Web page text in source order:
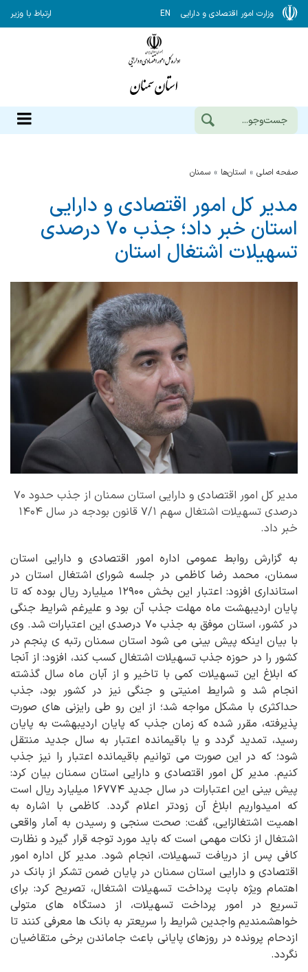
وزارت امور اقتصادی و دارایی EN ارتباط با وزیر
صفحه اصلی استان‌ها سمنان
مدیر کل امور اقتصادی و دارایی
استان خبر داد؛ جذب ۷۰ درصدی
تسهیلات اشتغال استان
مدیر کل امور اقتصادی و دارایی استان سمنان از جذب حدود ۷۰
درصدی تسهیلات اشتغال سهم ۷/۱ قانون بودجه در سال ۱۴۰۴
خبر داد.
به گزارش روابط عمومی اداره امور اقتصادی و دارایی استان
سمنان، محمد رضا کاظمی در جلسه شورای اشتغال استان در
استانداری افزود: اعتبار این بخش ۱۲۹۰۰ میلیارد ریال بوده که تا
پایان اردیبهشت ماه مهلت جذب آن بود و علیرغم شرایط جنگی
در کشور، استان موفق به جذب ۷۰ درصدی این اعتبارات شد. وی
با بیان اینکه پیش بینی می شود استان سمنان رتبه ی پنجم در
کشور را در حوزه جذب تسهیلات اشتغال کسب کند، افزود: از آنجا
که ابلاغ این تسهیلات کمی با تاخیر و از آبان ماه سال گذشته
انجام شد و شرایط امنیتی و جنگی نیز در کشور بود، جذب
حداکثری با مشکل مواجه شد؛ از این رو طی رایزنی های صورت
پذیرفته، مقرر شده که زمان جذب که پایان اردیبهشت به پایان
رسید، تمدید گردد و یا باقیمانده اعتبار به سال جدید منتقل
شود؛ که در این صورت می توانیم باقیمانده اعتبار را نیز جذب
کنیم. مدیر کل امور اقتصادی و دارایی استان سمنان بیان کرد:
پیش بینی این اعتبارات در سال جدید ۱۶۷۷۴ میلیارد ریال است
که امیدواریم ابلاغ آن زودتر اعلام گردد. کاظمی با اشاره به
اهمیت اشتغالزایی، گفت: صحت سنجی و رسیدن به آمار واقعی
اشتغال از نکات مهمی است که باید مورد توجه قرار گیرد و نظارت
کافی پس از دریافت تسهیلات، انجام شود. مدیر کل اداره امور
اقتصادی و دارایی استان سمنان در پایان ضمن تشکر از بانک در
اهتمام ویژه بابت پرداخت تسهیلات اشتغال، تصریح کرد: برای
تسریع در امور پرداخت تسهیلات، از دستگاه های متولی
خواهشمندیم واجدین شرایط را سریعتر به بانک ها معرفی کنند تا
ازدحام پرونده در روزهای پایانی باعث جاماندن برخی متقاضیان
نگردد.